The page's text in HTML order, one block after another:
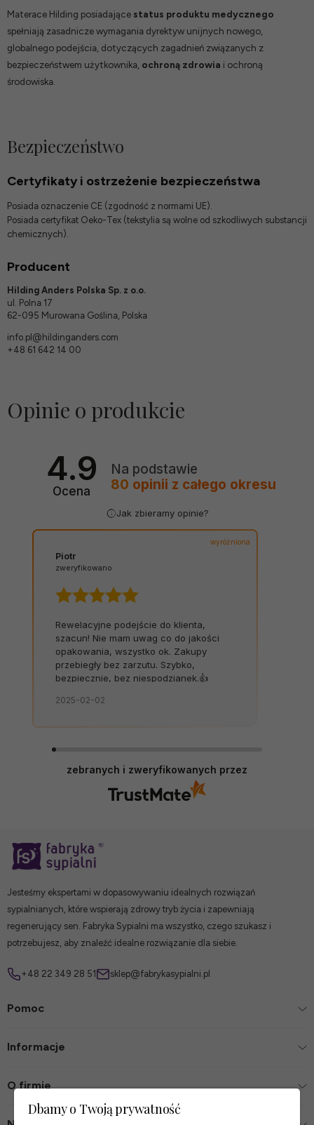
Materace Hilding posiadające status produktu medycznego
spełniają zasadnicze wymagania dyrektyw unijnych nowego,
globalnego podejścia, dotyczących zagadnień związanych z
bezpieczeństwem użytkownika, ochroną zdrowia i ochroną
środowiska.
Bezpieczeństwo
Certyfikaty i ostrzeżenie bezpieczeństwa
Posiada oznaczenie CE (zgodność z normami UE).
Posiada certyfikat Oeko-Tex (tekstylia są wolne od szkodliwych substancji
chemicznych).
Producent
Hilding Anders Polska Sp. z o.o.
ul. Polna 17
62-095 Murowana Goślina, Polska
info.pl@hildinganders.com
+48 61 642 14 00
Opinie o produkcie
4.9
Ocena
Na podstawie
80 opinii z całego okresu
Jak zbieramy opinie?
wyróżniona
Piotr
zweryfikowano
Rewelacyjne podejście do klienta,
szacun! Nie mam uwag co do jakości
opakowania, wszystko ok. Zakupy
przebiegły bez zarzutu. Szybko,
bezpiecznie, bez niespodzianek.👍️
2025-02-02
zebranych i zweryfikowanych przez
Jesteśmy ekspertami w dopasowywaniu idealnych rozwiązań
sypialnianych, które wspierają zdrowy tryb życia i zapewniają
regenerujący sen. Fabryka Sypialni ma wszystko, czego szukasz i
potrzebujesz, aby znaleźć idealne rozwiązanie dla siebie.
+48 22 349 28 51 sklep@fabrykasypialni.pl
Pomoc
Informacje
O firmie
Dbamy o Twoją prywatność